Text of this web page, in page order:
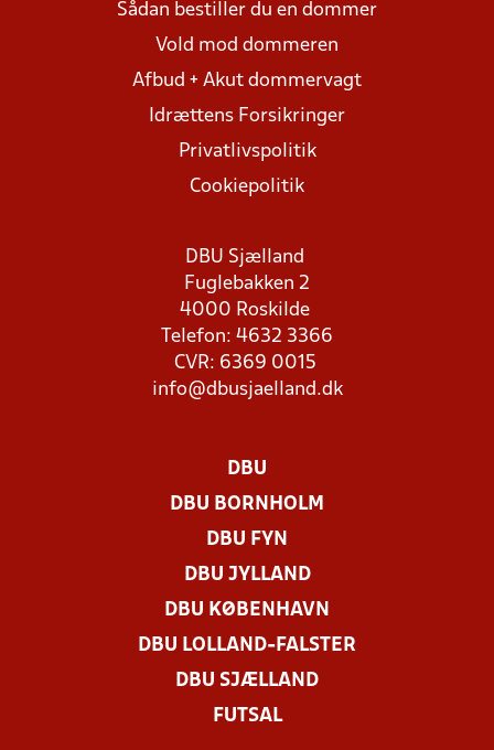
Sådan bestiller du en dommer
Vold mod dommeren
Afbud + Akut dommervagt
Idrættens Forsikringer
Privatlivspolitik
Cookiepolitik
DBU Sjælland
Fuglebakken 2
4000 Roskilde
Telefon: 4632 3366
CVR: 6369 0015
info@dbusjaelland.dk
DBU
DBU BORNHOLM
DBU FYN
DBU JYLLAND
DBU KØBENHAVN
DBU LOLLAND-FALSTER
DBU SJÆLLAND
FUTSAL